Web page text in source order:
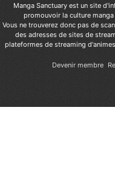
Manga Sanctuary est un site
promouvoir la culture
Vous ne trouverez donc pas de
des adresses de sites de
plateformes de streaming
Devenir membre